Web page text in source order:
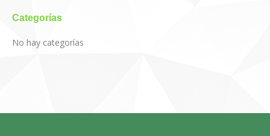
Categorías
No hay categorías